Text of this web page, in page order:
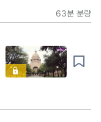
63분 분량